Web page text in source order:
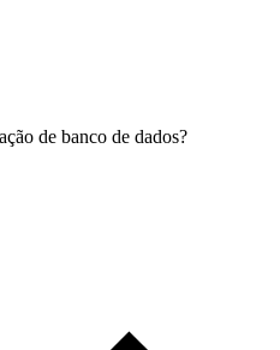
de banco de dados?